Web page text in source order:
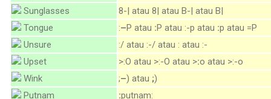
Sunglasses
8-| atau 8| atau B-| atau B|
Tongue
:–P atau :P atau :-p atau :p atau =P
Unsure
:/ atau :-/ atau : atau :-
Upset
>:O atau >:-O atau >:o atau >:-o
Wink
;–) atau ;)
Putnam
:putnam: